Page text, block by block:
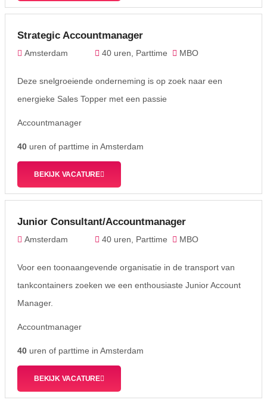
Strategic Accountmanager
Amsterdam 40 uren, Parttime MBO
Deze snelgroeiende onderneming is op zoek naar een
energieke Sales Topper met een passie
Accountmanager
40 uren of parttime in Amsterdam
BEKIJK VACATURE
Junior Consultant/Accountmanager
Amsterdam 40 uren, Parttime MBO
Voor een toonaangevende organisatie in de transport van
tankcontainers zoeken we een enthousiaste Junior Account
Manager.
Accountmanager
40 uren of parttime in Amsterdam
BEKIJK VACATURE